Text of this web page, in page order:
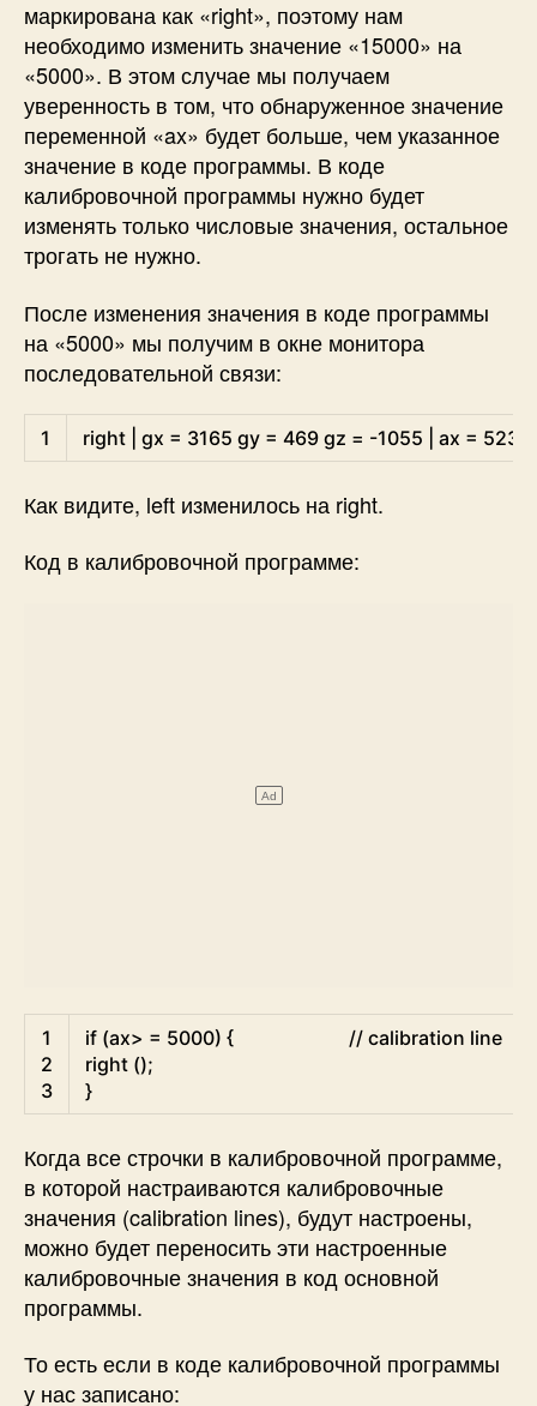
маркирована как «right», поэтому нам
необходимо изменить значение «15000» на
«5000». В этом случае мы получаем
уверенность в том, что обнаруженное значение
переменной «ax» будет больше, чем указанное
значение в коде программы. В коде
калибровочной программы нужно будет
изменять только числовые значения, остальное
трогать не нужно.
После изменения значения в коде программы
на «5000» мы получим в окне монитора
последовательной связи:
Arduino
1 right gx = 3165 gy = 469 gz = -1055 ax = 5232
Как видите, left изменилось на right.
Код в калибровочной программе:
Arduino
1
2
3
if (ax> = 5000) {
// calibration line
right ();
}
Когда все строчки в калибровочной программе,
в которой настраиваются калибровочные
значения (calibration lines), будут настроены,
можно будет переносить эти настроенные
калибровочные значения в код основной
программы.
То есть если в коде калибровочной программы
у нас записано: